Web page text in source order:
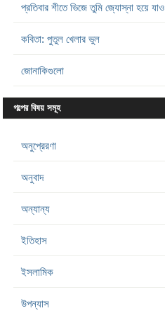
প্রতিবার শীতে ভিজে তুমি জ্যোস্না হয়ে যাও
কবিতা: পুতুল খেলার ভুল
জোনাকিগুলো
গল্পের বিষয় সমূহ
অনুপ্রেরণা
অনুবাদ
অন্যান্য
ইতিহাস
ইসলামিক
উপন্যাস